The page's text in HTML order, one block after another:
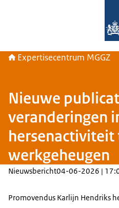
Expertisecentrum MGGZ
Nieuwe
veranderingen
werkgeheugen
Nieuwsbericht04-06-2026 |
Promovendus Karlijn Hendriks